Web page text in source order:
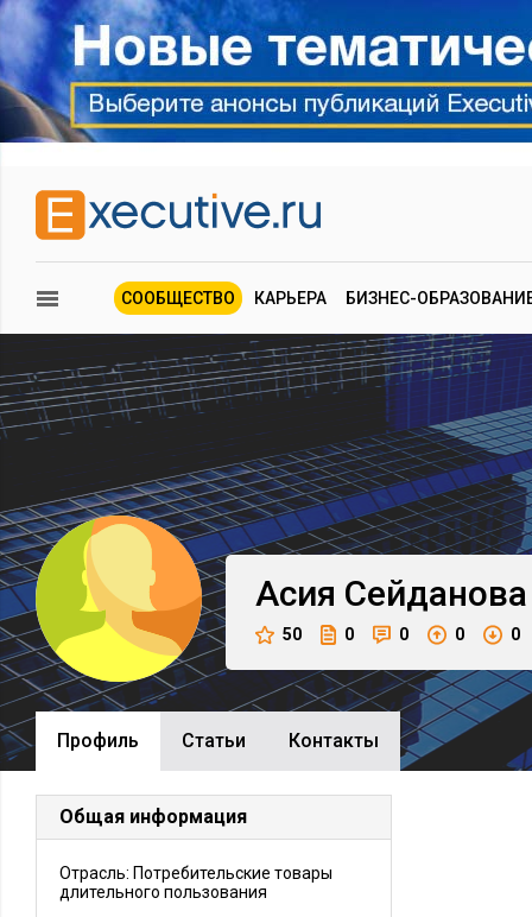
СООБЩЕСТВО КАРЬЕРА БИЗНЕС-
Асия Сейданова
50 0 0 0 0
Профиль Cтатьи Контакты
Общая информация
Отрасль: Потребительские товары
длительного пользования